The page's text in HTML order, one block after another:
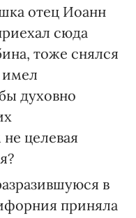
отец Иоанн
сюда
тоже снялся
имел
духовно
целевая
в
приняла